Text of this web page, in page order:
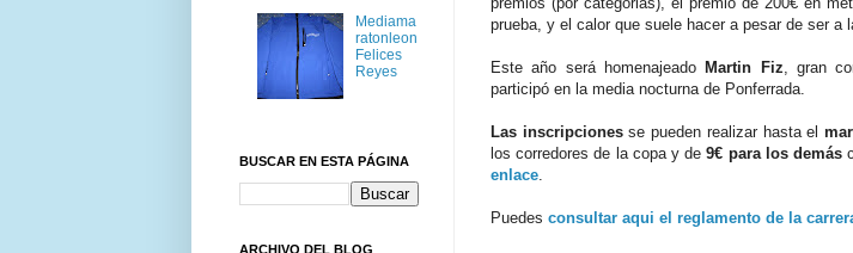
prueba, y el calor que suele hacer a pesar de ser a
Este año será homenajeado Martin Fiz, gran
participó en la media nocturna de Ponferrada.
Las inscripcionesse pueden realizar hasta el
los corredores de la copa y de 9€ para los demás
enlace.
Puedes consultar aqui el reglamento de la
Mediama
ratonleon
Felices
Reyes
BUSCAR EN ESTA PÁGINA
ARCHIVO DEL BLOG